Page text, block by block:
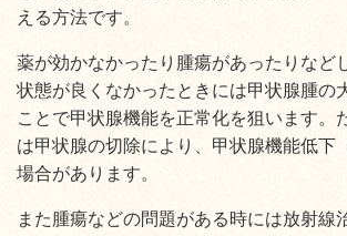
える方法です。
薬が効かなかったり腫瘍があったりなど
状態が良くなかったときには甲状腺腫の
ことで甲状腺機能を正常化を狙います。
は甲状腺の切除により、甲状腺機能低下
場合があります。
また腫瘍などの問題がある時には放射線